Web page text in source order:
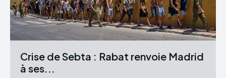
Crise de Sebta : Rabat renvoie Madrid
à ses...